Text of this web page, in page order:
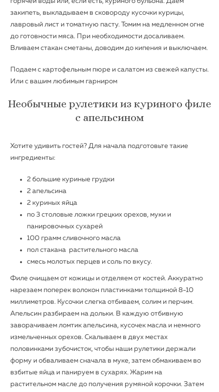
закипеть, выкладываем в сковороду кусочки курицы,
лавровый лист и томатную пасту. Томим на медленном огне
до готовности мяса. При необходимости досаливаем.
Вливаем стакан сметаны, доводим до кипения и выключаем.
Подаем с картофельным пюре и салатом из свежей капусты.
Или с вашим любимым гарниром
Необычные рулетики из куриного филе
с апельсином
Хотите удивить гостей? Для начала подготовьте такие
ингредиенты:
2 большие куриные грудки
2 апельсина
2 куриных яйца
по 3 столовые ложки грецких орехов, муки и
панировочных сухарей
100 грамм сливочного масла
пол стакана растительного масла
смесь молотых перцев и соль по вкусу.
Филе очищаем от кожицы и отделяем от костей. Аккуратно
нарезаем поперек волокон пластинками толщиной 8-10
миллиметров. Кусочки слегка отбиваем, солим и перчим.
Апельсин разбираем на дольки. В каждую отбивную
заворачиваем ломтик апельсина, кусочек масла и немного
измельченных орехов. Скалываем в двух местах
половинками зубочисток, чтобы наши рулетики держали
форму и обваливаем сначала в муке, затем обмакиваем во
взбитые яйца и панируем в сухарях. Жарим на
растительном масле до получения румяной корочки. Затем